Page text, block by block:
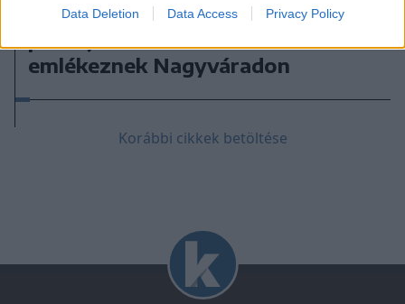
Data Deletion Data Access Privacy Policy
Aki megmaradt szülővárosa
emlékeznek Nagyváradon
Korábbi cikkek betöltése